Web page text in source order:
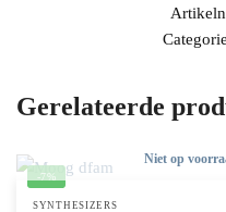
Gerelateerde
-7%
Niet op
SYNTHESIZERS